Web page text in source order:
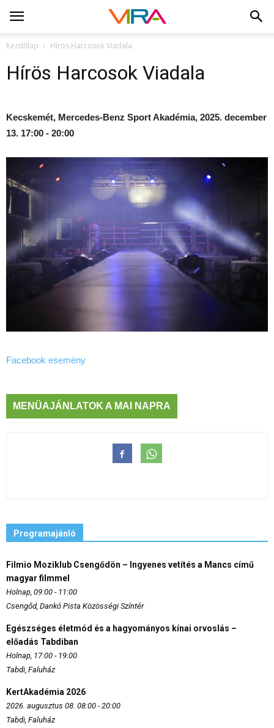
Kezdőlap Hírös Harcosok Viadala
Hírös Harcosok Viadala
Kecskemét, Mercedes-Benz Sport Akadémia, 2025. december
13. 17:00 - 20:00
Facebook esemény
MENÜAJÁNLATOK A MAI NAPRA
Programajánló
Filmio Moziklub Csengődön – Ingyenes vetítés a Mancs című
magyar filmmel
Holnap, 09:00 - 11:00
Csengőd, Dankó Pista Közösségi Színtér
Egészséges életmód és a hagyományos kínai orvoslás –
előadás Tabdiban
Holnap, 17:00 - 19:00
Tabdi, Faluház
KertAkadémia 2026
2026. augusztus 08. 08:00 - 20:00
Tabdi, Faluház